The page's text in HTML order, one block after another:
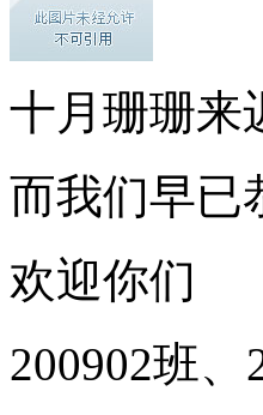
十月珊珊来
而我们早已
欢迎你们
200902班